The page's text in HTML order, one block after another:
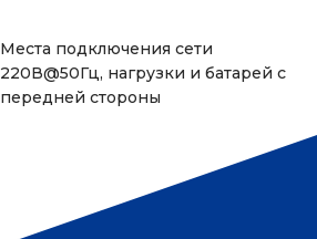
Места подключения сети
220В@50Гц, нагрузки и батарей с
передней стороны